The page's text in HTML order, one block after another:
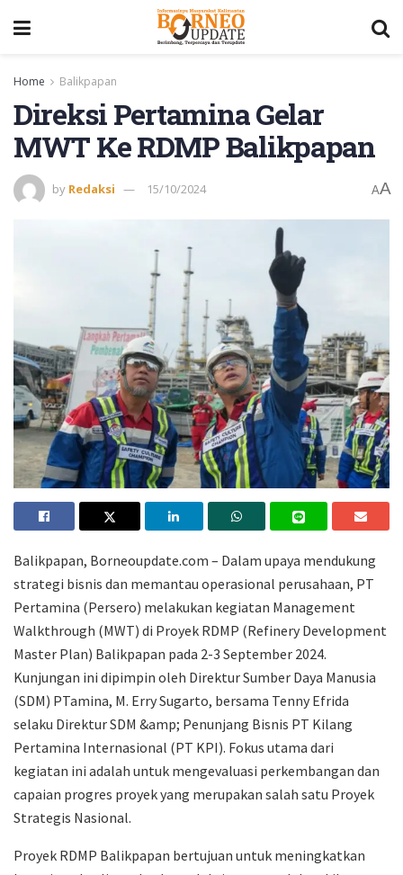
Home Balikpapan
Direksi Pertamina Gelar
MWT Ke RDMP Balikpapan
by Redaksi 15/10/2024 AA
Balikpapan, Borneoupdate.com – Dalam upaya mendukung
strategi bisnis dan memantau operasional perusahaan, PT
Pertamina (Persero) melakukan kegiatan Management
Walkthrough (MWT) di Proyek RDMP (Refinery Development
Master Plan) Balikpapan pada 2-3 September 2024.
Kunjungan ini dipimpin oleh Direktur Sumber Daya Manusia
(SDM) PTamina, M. Erry Sugarto, bersama Tenny Efrida
selaku Direktur SDM &amp; Penunjang Bisnis PT Kilang
Pertamina Internasional (PT KPI). Fokus utama dari
kegiatan ini adalah untuk mengevaluasi perkembangan dan
capaian progres proyek yang merupakan salah satu Proyek
Strategis Nasional.
Proyek RDMP Balikpapan bertujuan untuk meningkatkan